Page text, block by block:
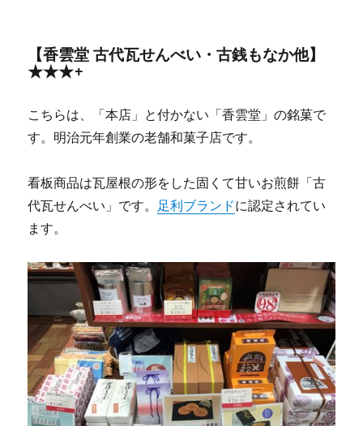
【香雲堂 古代瓦せんべい・古銭もなか他】
★★★+
こちらは、「本店」と付かない「香雲堂」の銘菓で
す。明治元年創業の老舗和菓子店です。
看板商品は瓦屋根の形をした固くて甘いお煎餅「古
代瓦せんべい」です。 足利ブランドに認定されてい
ます。